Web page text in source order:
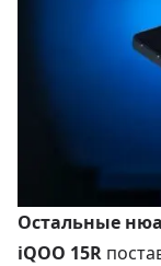
Остальные
iQOO 15R